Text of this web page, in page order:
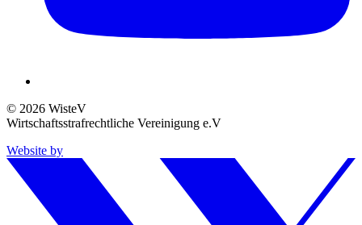
© 2026 WisteV
Wirtschaftsstrafrechtliche Vereinigung e.V
Website by